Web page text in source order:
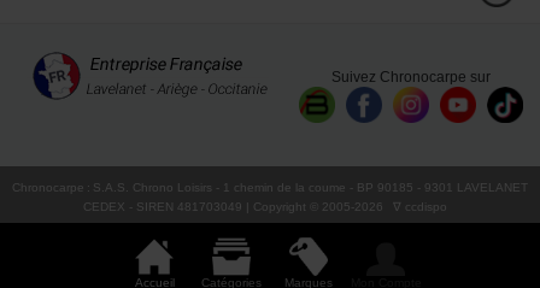
Accueil Catégories Marques
Suivez Chronocarpe sur
Chronocarpe : S.A.S. Chrono Loisirs - 1 chemin de la coume - BP 90185 - 9301 LAVELANET
CEDEX - SIREN 481703049 | Copyright © 2005-2026 ∇ ccdispo